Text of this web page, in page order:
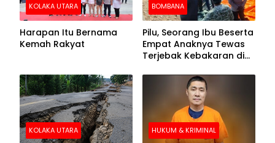
KOLAKA UTARA
Harapan Itu Bernama
Kemah Rakyat
BOMBANA
Pilu, Seorang Ibu Beserta
Empat Anaknya Tewas
Terjebak Kebakaran di
KOLAKA UTARA HUKUM & KRIMINAL